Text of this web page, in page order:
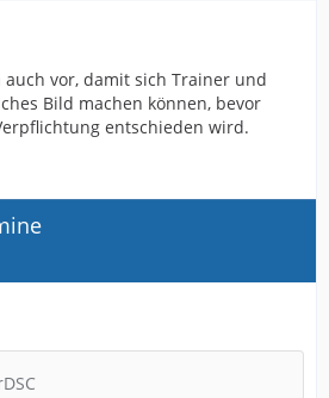
vor, damit sich Trainer und
Bild machen können, bevor
entschieden wird.